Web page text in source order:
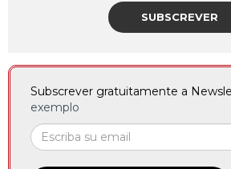
SUBSCREVER
Subscrever gratuitamente a
exemplo